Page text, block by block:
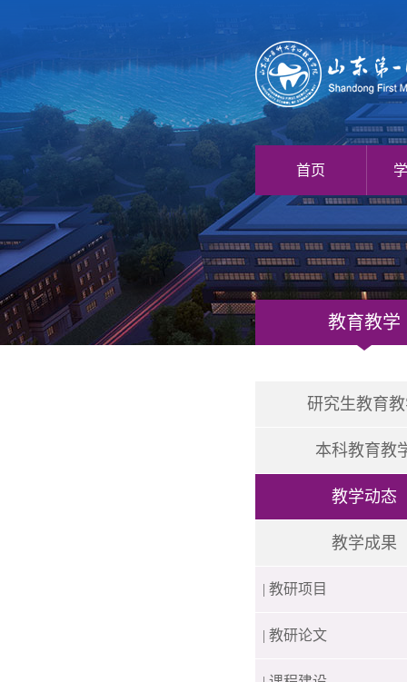
首页
教育教学
研究生教育
本科教育教
教学动态
教学成果
| 教研项目
| 教研论文